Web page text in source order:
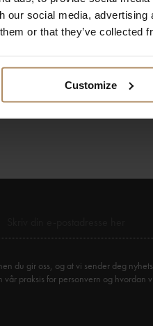
our social media,
or that they’ve collected
Customize
august 2026.
du gir oss, og at vi sender deg
praksis for personvern og hvordan